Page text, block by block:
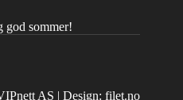
god sommer!
AS |Design: filet.no